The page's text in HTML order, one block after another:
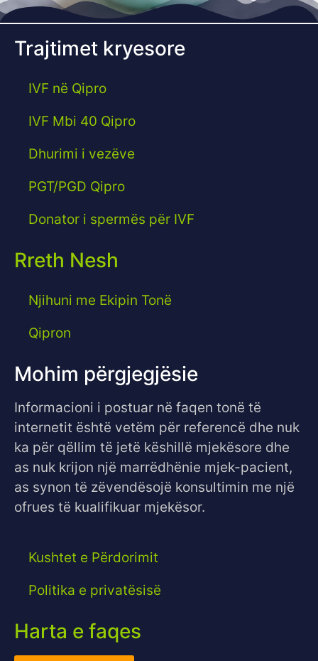
Trajtimet kryesore
IVF në Qipro
IVF Mbi 40 Qipro
Dhurimi i vezëve
PGT/PGD Qipro
Donator i spermës për IVF
Rreth Nesh
Njihuni me Ekipin Tonë
Qipron
Mohim përgjegjësie
Informacioni i postuar në faqen tonë të
internetit është vetëm për referencë dhe nuk
ka për qëllim të jetë këshillë mjekësore dhe
as nuk krijon një marrëdhënie mjek-pacient,
as synon të zëvendësojë konsultimin me një
ofrues të kualifikuar mjekësor.
Kushtet e Përdorimit
Politika e privatësisë
Harta e faqes